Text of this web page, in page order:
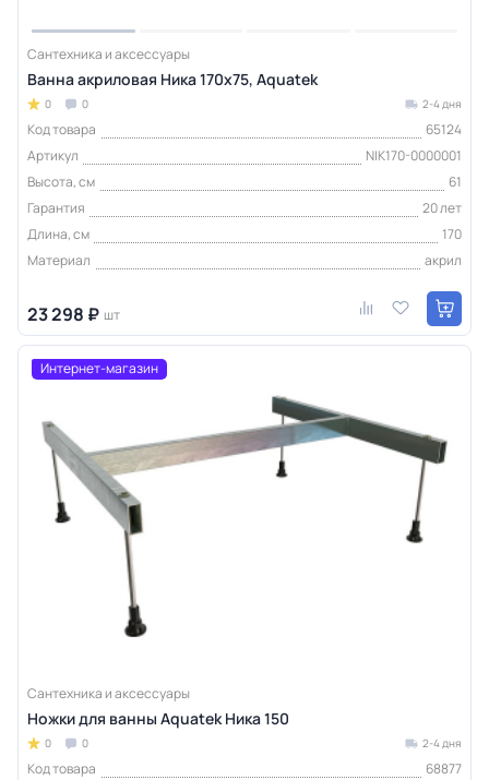
Сантехника и аксессуары
Ванна акриловая Ника 170х75, Aquatek
0 0 2-4 дня
Код товара
65124
Артикул
NIK170-0000001
Высота, см
61
Гарантия
20 лет
Длина, см
170
Материал
акрил
23 298 ₽ шт
Интернет-магазин
Сантехника и аксессуары
Ножки для ванны Aquatek Ника 150
0 0 2-4 дня
Код товара
68877